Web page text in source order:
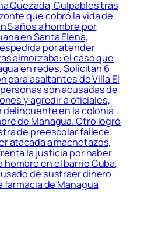
Quezada, Culpables tras
que cobró la vida de
5 años a hombre por
en Santa Elena,
por atender
almorzaba: el caso que
en redes, Solicitan 6
para asaltantes de Villa El
son acusadas de
y agredir a oficiales,
delincuente en la colonia
de Managua. Otro logró
de preescolar fallece
atacada a machetazos,
la justicia por haber
hombre en el barrio Cuba,
de sustraer dinero
de Managua